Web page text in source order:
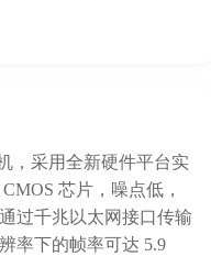
，采用全新硬件平台实
芯片，噪点低，
过千兆以太网接口传输
率下的帧率可达 5.9